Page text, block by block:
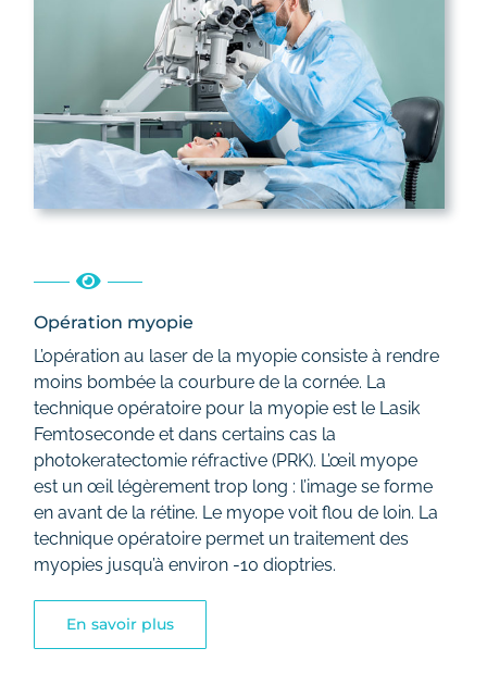
Opération myopie
L’opération au laser de la myopie consiste à rendre
moins bombée la courbure de la cornée. La
technique opératoire pour la myopie est le Lasik
Femtoseconde et dans certains cas la
photokeratectomie réfractive (PRK). L’œil myope
est un œil légèrement trop long : l’image se forme
en avant de la rétine. Le myope voit flou de loin. La
technique opératoire permet un traitement des
myopies jusqu’à environ -10 dioptries.
En savoir plus